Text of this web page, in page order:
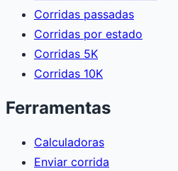
Corridas passadas
Corridas por estado
Corridas 5K
Corridas 10K
Ferramentas
Calculadoras
Enviar corrida